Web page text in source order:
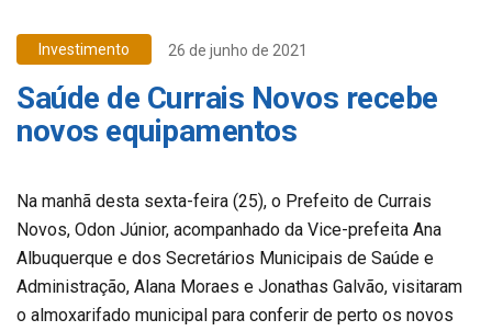
Investimento 26 de junho de 2021
Saúde de Currais Novos recebe
novos equipamentos
Na manhã desta sexta-feira (25), o Prefeito de Currais
Novos, Odon Júnior, acompanhado da Vice-prefeita Ana
Albuquerque e dos Secretários Municipais de Saúde e
Administração, Alana Moraes e Jonathas Galvão, visitaram
o almoxarifado municipal para conferir de perto os novos